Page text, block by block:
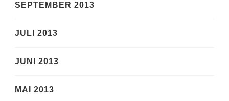
SEPTEMBER 2013
JULI 2013
JUNI 2013
MAI 2013